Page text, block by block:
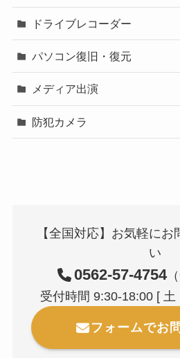
ドライブレコーダー
パソコン復旧・復元
メディア出演
防犯カメラ
【全国対応】お気軽にお
い
0562-57-4754
受付時間 9:30-18:00 [ 土
フォームでお